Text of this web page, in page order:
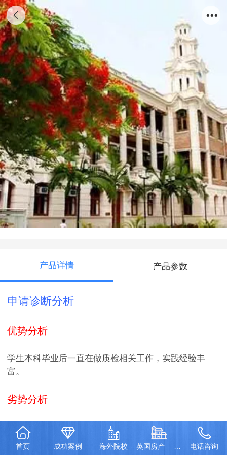
2017香港大学成功案例
产品详情 产品参数
申请诊断分析
优势分析
学生本科毕业后一直在做质检相关工作，实践经验丰
富。
劣势分析
申请时无雅思；院校背景及学术成绩不到85分
首页 成功案例 海外院校 英国房产 — 伦敦泰晤士河一号项目 电话咨询